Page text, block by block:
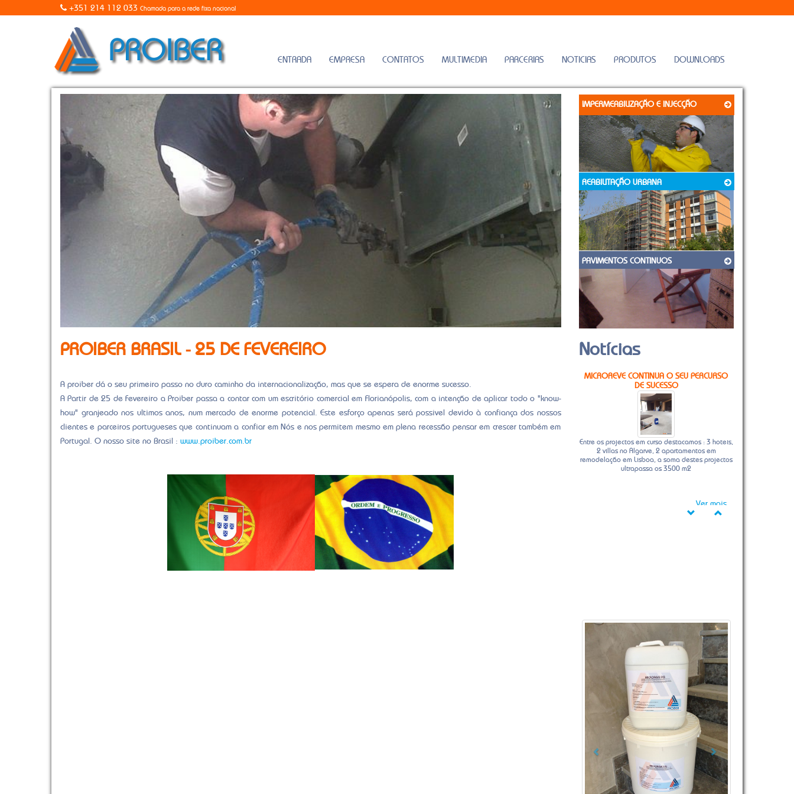
+351 214 112 033 Chamada para a rede fixa nacional
ENTRADA EMPRESA CONTATOS MULTIMEDIA PARCERIAS NOTICIAS PRODUTOS DOWNLOADS
IMPERMEABILIZAÇÃO E INJECÇÃO
REABILITAÇÃO URBANA
PAVIMENTOS CONTINUOS
PROIBER BRASIL - 25 DE FEVEREIRO
A proiber dá o seu primeiro passo no duro caminho da internacionalização, mas que se espera de enorme sucesso.
A Partir de 25 de Fevereiro a Proiber passa a contar com um escritório comercial em Florianópolis, com a intenção de aplicar todo o "know-
how" granjeado nos ultimos anos, num mercado de enorme potencial. Este esforço apenas será possivel devido à confiança dos nossos
clientes e parceiros portugueses que continuam a confiar em Nós e nos permitem mesmo em plena recessão pensar em crescer também em
Portugal. O nosso site no Brasil : www.proiber.com.br
Notícias
MICROREVE CONTINUA O SEU PERCURSO
DE SUCESSO
Entre os projectos em curso destacamos : 3 hoteis,
2 villas no Algarve, 2 apartamentos em
remodelação em Lisboa, a soma destes projectos
ultrapassa os 3500 m2
Ver mais...
Previous Next